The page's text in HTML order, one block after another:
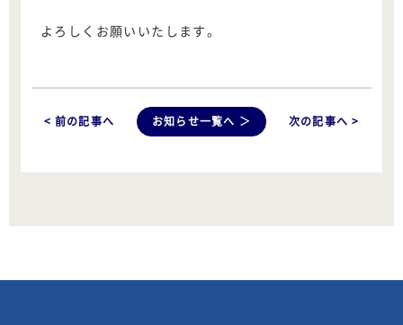
よろしくお願いいたします。
< 前の記事へ お知らせ一覧へ ＞ 次の記事へ >